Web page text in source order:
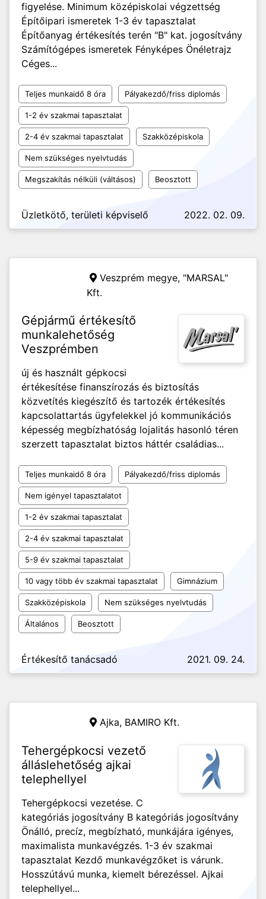
figyelése. Minimum középiskolai végzettség
Építőipari ismeretek 1-3 év tapasztalat
Építőanyag értékesítés terén "B" kat. jogosítvány
Számítógépes ismeretek Fényképes Önéletrajz
Céges...
Teljes munkaidő 8 óra Pályakezdő/friss diplomás
1-2 év szakmai tapasztalat
2-4 év szakmai tapasztalat Szakközépiskola
Nem szükséges nyelvtudás
Megszakítás nélküli (váltásos) Beosztott
Üzletkötő, területi képviselő 2022. 02. 09.
Veszprém megye, "MARSAL"
Kft.
Gépjármű értékesítő
munkalehetőség
Veszprémben
új és használt gépkocsi
értékesítése finanszírozás és biztosítás
közvetítés kiegészítő és tartozék értékesítés
kapcsolattartás ügyfelekkel jó kommunikációs
képesség megbízhatóság lojalitás hasonló téren
szerzett tapasztalat biztos háttér családias...
Teljes munkaidő 8 óra Pályakezdő/friss diplomás
Nem igényel tapasztalatot
1-2 év szakmai tapasztalat
2-4 év szakmai tapasztalat
5-9 év szakmai tapasztalat
10 vagy több év szakmai tapasztalat Gimnázium
Szakközépiskola Nem szükséges nyelvtudás
Általános Beosztott
Értékesítő tanácsadó 2021. 09. 24.
Ajka, BAMIRO Kft.
Tehergépkocsi vezető
álláslehetőség ajkai
telephellyel
Tehergépkocsi vezetése. C
kategóriás jogosítvány B kategóriás jogosítvány
Önálló, precíz, megbízható, munkájára igényes,
maximalista munkavégzés. 1-3 év szakmai
tapasztalat Kezdő munkavégzőket is várunk.
Hosszútávú munka, kiemelt bérezéssel. Ajkai
telephellyel...